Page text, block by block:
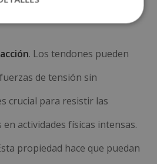
un movimiento
. Los tendones pueden
de tensión sin
crucial para resistir las
actividades físicas intensas.
propiedad hace que puedan